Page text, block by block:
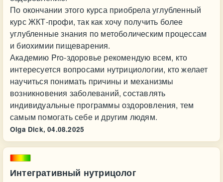
По окончании этого курса приобрела углубленный
курс ЖКТ-профи, так как хочу получить более
углубленные знания по метоболическим процессам
и биохимии пищеварения.
Академию Pro-здоровье рекомендую всем, кто
интересуется вопросами нутрициологии, кто желает
научиться понимать причины и механизмы
возникновения заболеваний, составлять
индивидуальные программы оздоровления, тем
самым помогать себе и другим людям.
Olga Dick, 04.08.2025
Интегративный нутрицолог